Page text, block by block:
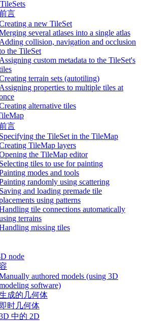
言
a new TileSet
several atlases into a single atlas
Adding collision, navigation and occlusion
the TileSet
Assigning custom metadata to the TileSet's
terrain sets (autotiling)
Assigning properties to multiple tiles at
alternative tiles
言
Specifying the TileSet in the TileMap
TileMap layers
the TileMap editor
Selecting tiles to use for painting
modes and tools
randomly using scattering
Saving and loading premade tile
using patterns
tile connections automatically
terrains
missing tiles
node
authored models (using 3D
software)
成的几何体
即时几何体
中的 2D